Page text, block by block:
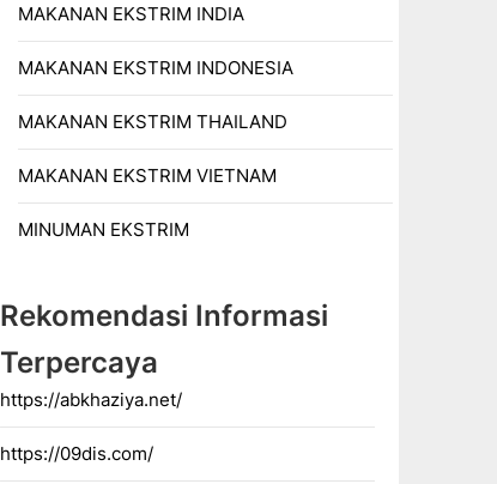
MAKANAN EKSTRIM INDIA
MAKANAN EKSTRIM INDONESIA
MAKANAN EKSTRIM THAILAND
MAKANAN EKSTRIM VIETNAM
MINUMAN EKSTRIM
Rekomendasi Informasi
Terpercaya
https://abkhaziya.net/
https://09dis.com/